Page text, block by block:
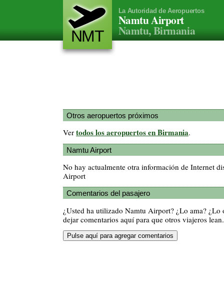
NMT
La Autoridad de Aeropuertos
Namtu Airport
Namtu, Birmania
Otros aeropuertos próximos
Ver todos los aeropuertos en Birmania.
Namtu Airport
No hay actualmente otra información de Internet
Airport
Comentarios del pasajero
¿Usted ha utilizado Namtu Airport? ¿Lo ama? ¿Lo
dejar comentarios aquí para que otros viajeros lean.